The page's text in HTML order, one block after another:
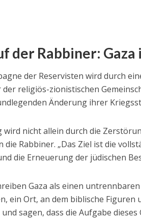
der Rabbiner: Gaza
der Reservisten wird durch
der religiös-zionistischen
Änderung ihrer
wird nicht allein durch die
die Rabbiner. „Das Ziel ist die
die Erneuerung der jüdischen
Gaza als einen
ein Ort, an dem biblische Figuren
und sagen, dass die Aufgabe